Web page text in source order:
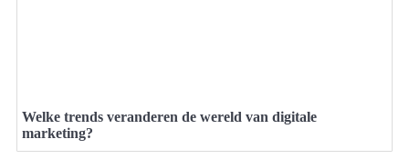
Welke trends veranderen de wereld van digitale
marketing?